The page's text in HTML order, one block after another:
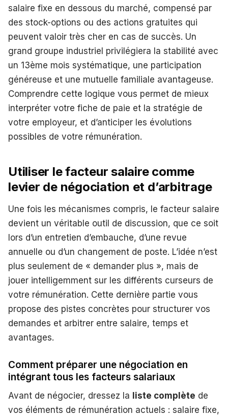
salaire fixe en dessous du marché, compensé par
des stock-options ou des actions gratuites qui
peuvent valoir très cher en cas de succès. Un
grand groupe industriel privilégiera la stabilité avec
un 13ème mois systématique, une participation
généreuse et une mutuelle familiale avantageuse.
Comprendre cette logique vous permet de mieux
interpréter votre fiche de paie et la stratégie de
votre employeur, et d’anticiper les évolutions
possibles de votre rémunération.
Utiliser le facteur salaire comme
levier de négociation et d’arbitrage
Une fois les mécanismes compris, le facteur salaire
devient un véritable outil de discussion, que ce soit
lors d’un entretien d’embauche, d’une revue
annuelle ou d’un changement de poste. L’idée n’est
plus seulement de « demander plus », mais de
jouer intelligemment sur les différents curseurs de
votre rémunération. Cette dernière partie vous
propose des pistes concrètes pour structurer vos
demandes et arbitrer entre salaire, temps et
avantages.
Comment préparer une négociation en
intégrant tous les facteurs salariaux
Avant de négocier, dressez la liste complète de
vos éléments de rémunération actuels : salaire fixe,